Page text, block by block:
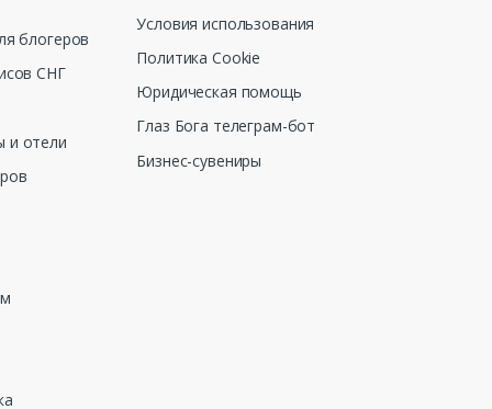
блогеров
СНГ
и отели
Условия использования
Политика Cookie
Юридическая помощь
Глаз Бога телеграм-бот
Бизнес-сувениры